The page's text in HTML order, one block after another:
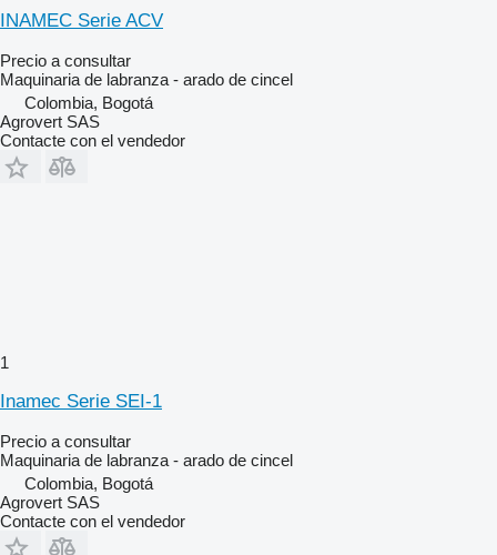
INAMEC Serie ACV
Precio a consultar
Maquinaria de labranza - arado de cincel
Colombia, Bogotá
Agrovert SAS
Contacte con el vendedor
1
Inamec Serie SEI-1
Precio a consultar
Maquinaria de labranza - arado de cincel
Colombia, Bogotá
Agrovert SAS
Contacte con el vendedor